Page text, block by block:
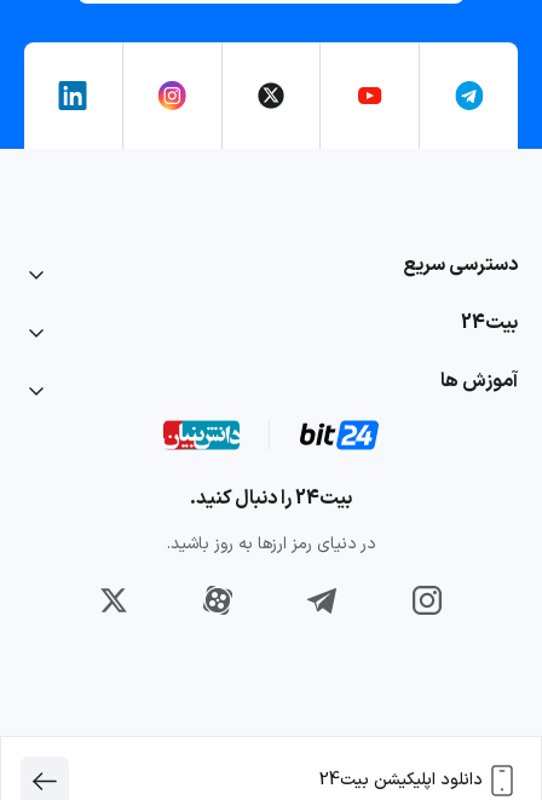
دسترسی سریع
بیت24
آموزش ها
بیت24 را دنبال کنید.
در دنیای رمز ارزها به روز باشید.
دانلود اپلیکیشن بیت24